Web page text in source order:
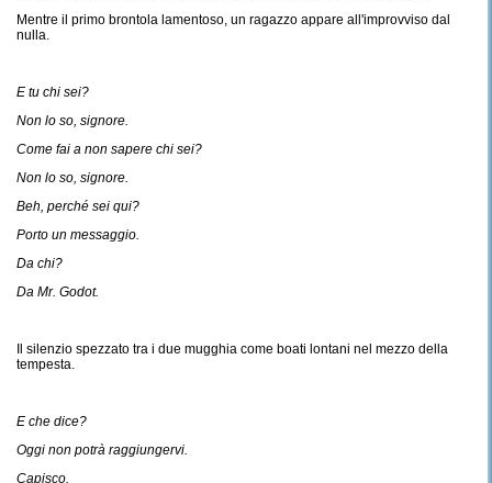
Mentre il primo brontola lamentoso, un ragazzo appare all'improvviso dal
nulla.
E tu chi sei?
Non lo so, signore.
Come fai a non sapere chi sei?
Non lo so, signore.
Beh, perché sei qui?
Porto un messaggio.
Da chi?
Da Mr. Godot.
Il silenzio spezzato tra i due mugghia come boati lontani nel mezzo della
tempesta.
E che dice?
Oggi non potrà raggiungervi.
Capisco.